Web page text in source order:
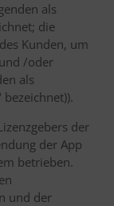
als
die
Kunden, um
/oder
als
der
der App
betrieben.
und der